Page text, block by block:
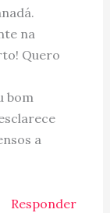
na
Quero
bom
a
Responder